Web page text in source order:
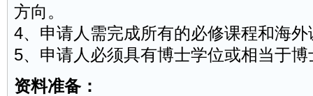
方向。
4、申请人需完成所有的必修课程和海外
5、申请人必须具有博士学位或相当于
资料准备：